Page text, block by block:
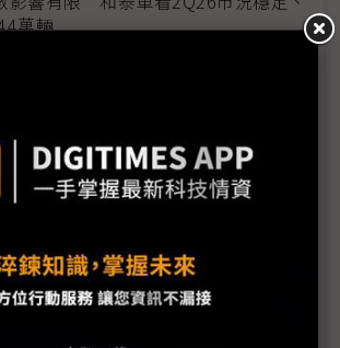
萬輛
利並調高薪資 人均GDP上看4.4萬美
款作業費時 蘋果預計3Q26才能領回